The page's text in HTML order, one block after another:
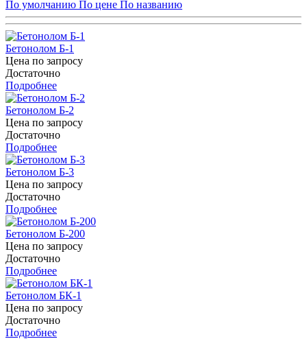
По умолчанию По цене По названию
Бетонолом Б-1
Цена по запросу
Достаточно
Подробнее
Бетонолом Б-2
Цена по запросу
Достаточно
Подробнее
Бетонолом Б-3
Цена по запросу
Достаточно
Подробнее
Бетонолом Б-200
Цена по запросу
Достаточно
Подробнее
Бетонолом БК-1
Цена по запросу
Достаточно
Подробнее